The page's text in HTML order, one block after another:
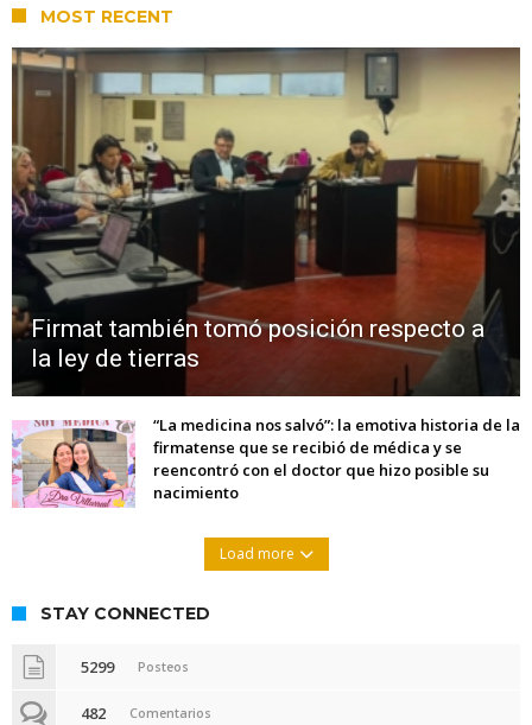
MOST RECENT
Firmat también tomó posición respecto a
la ley de tierras
“La medicina nos salvó”: la emotiva historia de la
firmatense que se recibió de médica y se
reencontró con el doctor que hizo posible su
nacimiento
Load more
STAY CONNECTED
5299 Posteos
482 Comentarios